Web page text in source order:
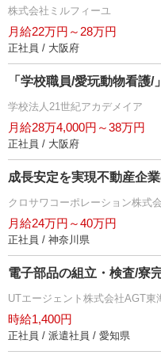
株式会社ミルフィーユ
月給22万円～28万円
正社員 / 大阪府
「学校職員/愛玩動物看護/
学校法人21世紀アカデメイア
月給28万4,000円～38万円
正社員 / 大阪府
成長安定を実現不動産企
クロサワコーポレーション株式
月給24万円～40万円
正社員 / 神奈川県
電子部品の組立・検査/寮
UTエージェント株式会社AGT東
時給1,400円
正社員 / 派遣社員 / 愛知県